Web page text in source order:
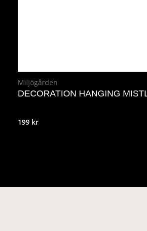
Miljögården
DECORATION HANGING
199 kr